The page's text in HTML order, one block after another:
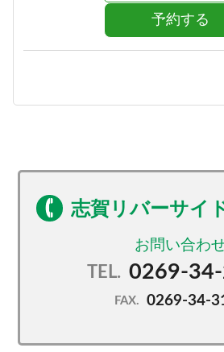
予約する
志賀リバーサイ
TEL. 0269-
FAX. 0269-34-